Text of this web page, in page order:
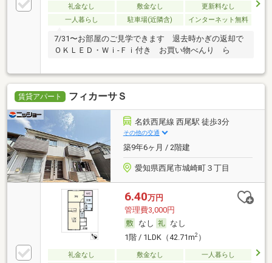
礼金なし 敷金なし
更新料なし
一人暮らし
駐車場(近隣含) インターネット無料
7/31〜お部屋のご見学できます 退去時かぎの返却で
ＯＫＬＥＤ・Ｗｉ-Ｆｉ付き お買い物べんり ら
賃貸アパート フィカーサＳ
名鉄西尾線 西尾駅 徒歩3分
その他の交通
築9年6ヶ月 / 2階建
愛知県西尾市城崎町３丁目
6.40万円
管理費3,000円
なし
なし
1階 / 1LDK（42.71m2）
礼金なし 敷金なし
一人暮らし